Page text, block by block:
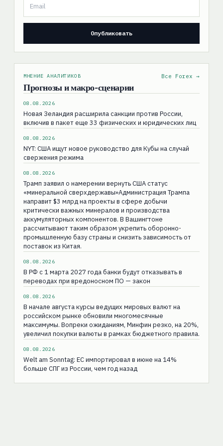
МНЕНИЕ АНАЛИТИКОВ
Прогнозы и макро-сценарии
Все Forex →
08.08.2026
Новая Зеландия расширила санкции против России,
включив в пакет еще 33 физических и юридических лиц
08.08.2026
NYT: США ищут новое руководство для Кубы на случай
свержения режима
08.08.2026
Трамп заявил о намерении вернуть США статус
«минеральной сверхдержавы»Администрация Трампа
направит $3 млрд на проекты в сфере добычи
критически важных минералов и производства
аккумуляторных компонентов. В Вашингтоне
рассчитывают таким образом укрепить оборонно-
промышленную базу страны и снизить зависимость от
поставок из Китая.
08.08.2026
В РФ с 1 марта 2027 года банки будут отказывать в
переводах при вредоносном ПО — закон
08.08.2026
В начале августа курсы ведущих мировых валют на
российском рынке обновили многомесячные
максимумы. Вопреки ожиданиям, Минфин резко, на 20%,
увеличил покупки валюты в рамках бюджетного правила.
08.08.2026
Welt am Sonntag: ЕС импортировал в июне на 14%
больше СПГ из России, чем год назад